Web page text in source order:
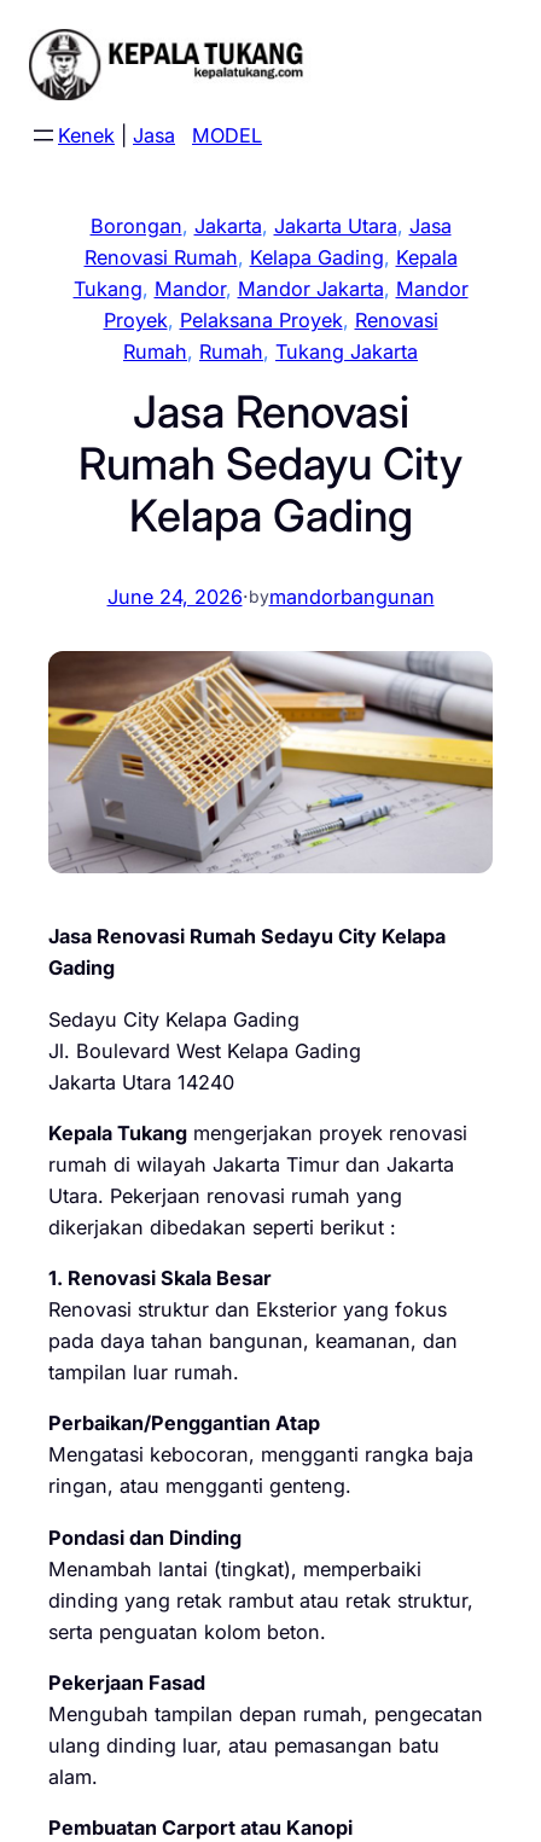
content
Kenek Jasa MODEL
Borongan, Jakarta, Jakarta Utara, Jasa
Renovasi Rumah, Kelapa Gading, Kepala
Tukang, Mandor, Mandor Jakarta, Mandor
Proyek, Pelaksana Proyek, Renovasi
Rumah, Rumah, Tukang Jakarta
Jasa Renovasi
Rumah Sedayu City
Kelapa Gading
June 24, 2026·bymandorbangunan
Jasa Renovasi Rumah Sedayu City Kelapa
Gading
Sedayu City Kelapa Gading
Jl. Boulevard West Kelapa Gading
Jakarta Utara 14240
Kepala Tukang mengerjakan proyek renovasi
rumah di wilayah Jakarta Timur dan Jakarta
Utara. Pekerjaan renovasi rumah yang
dikerjakan dibedakan seperti berikut :
1. Renovasi Skala Besar
Renovasi struktur dan Eksterior yang fokus
pada daya tahan bangunan, keamanan, dan
tampilan luar rumah.
Perbaikan/Penggantian Atap
Mengatasi kebocoran, mengganti rangka baja
ringan, atau mengganti genteng.
Pondasi dan Dinding
Menambah lantai (tingkat), memperbaiki
dinding yang retak rambut atau retak struktur,
serta penguatan kolom beton.
Pekerjaan Fasad
Mengubah tampilan depan rumah, pengecatan
ulang dinding luar, atau pemasangan batu
alam.
Pembuatan Carport atau Kanopi